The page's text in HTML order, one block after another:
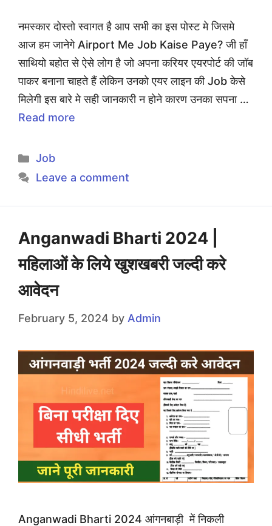
नमस्कार दोस्तो स्वागत है आप सभी का इस पोस्ट मे जिसमे
आज हम जानेगे Airport Me Job Kaise Paye? जी हाँ
साथियो बहोत से ऐसे लोग है जो अपना करियर एयरपोर्ट की जॉब
पाकर बनाना चाहते हैं लेकिन उनको एयर लाइन की Job केसे
मिलेगी इस बारे मे सही जानकारी न होने कारण उनका सपना …
Read more
Categories
Job
Leave a comment
Anganwadi Bharti 2024 |
महिलाओं के लिये खुशखबरी जल्दी करे
आवेदन
February 5, 2024 by Admin
Anganwadi Bharti 2024 आंगनबाड़ी में निकली